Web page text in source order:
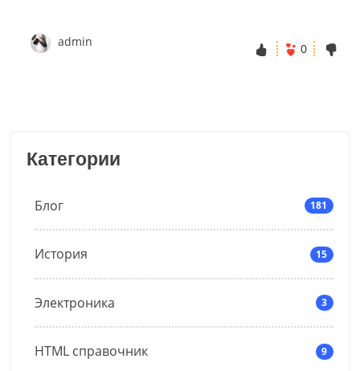
Категории
Блог 181
История 15
Электроника 3
HTML справочник 9
admin 0